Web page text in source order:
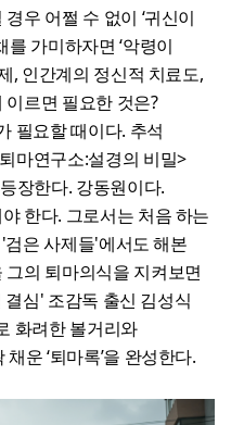
우 어쩔 수 없이 ‘귀신이
를 가미하자면 ‘악령이
, 인간계의 정신적 치료도,
르면 필요한 것은?
필요할 때이다. 추석
마연구소:설경의 비밀>
장한다. 강동원이다.
한다. 그로서는 처음 하는
은 사제들'에서도 해본
의 퇴마의식을 지켜보면
심' 조감독 출신 김성식
화려한 볼거리와
운 ‘퇴마록’을 완성한다.